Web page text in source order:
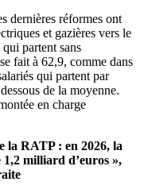
dernières réformes ont
et gazières vers le
partent sans
fait à 62,9, comme dans
qui partent par
de la moyenne.
en charge
la RATP : en 2026, la
milliard d’euros »,